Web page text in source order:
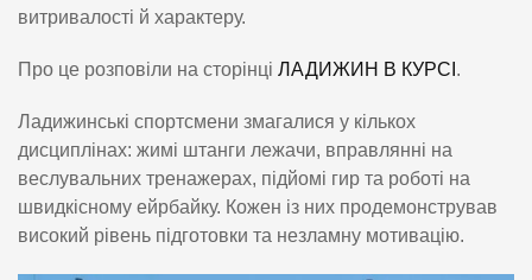
витривалості й характеру.
Про це розповіли на сторінці ЛАДИЖИН В КУРСІ .
Ладижинські спортсмени змагалися у кількох
дисциплінах: жимі штанги лежачи, вправлянні на
веслувальних тренажерах, підйомі гир та роботі на
швидкісному ейрбайку. Кожен із них продемонстрував
високий рівень підготовки та незламну мотивацію.